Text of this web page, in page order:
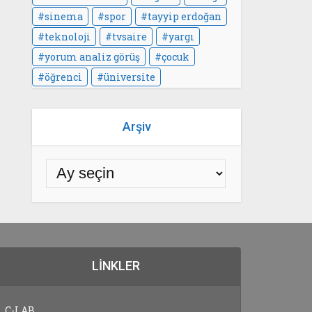
sinema
spor
tayyip erdoğan
teknoloji
tvsaire
yargı
yorum analiz görüş
çocuk
öğrenci
üniversite
Arşiv
LINKLER